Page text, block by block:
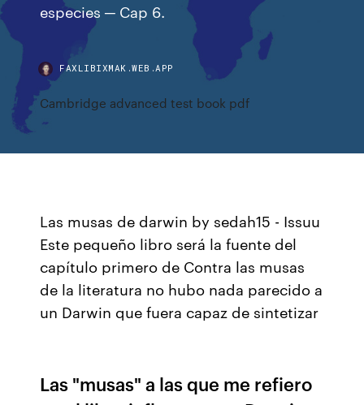
especies ─ Cap 6.
FAXLIBIXMAK.WEB.APP
Cambridge advanced test book pdf
Las musas de darwin by sedah15 - Issuu
Este pequeño libro será la fuente del
capítulo primero de Contra las musas
de la literatura no hubo nada parecido a
un Darwin que fuera capaz de sintetizar
Las "musas" a las que me refiero